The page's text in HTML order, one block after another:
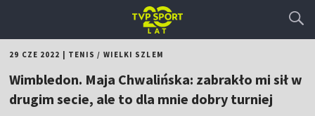
29 CZE 2022 TENIS / WIELKI SZLEM
Wimbledon. Maja Chwalińska: zabrakło mi sił w
drugim secie, ale to dla mnie dobry turniej